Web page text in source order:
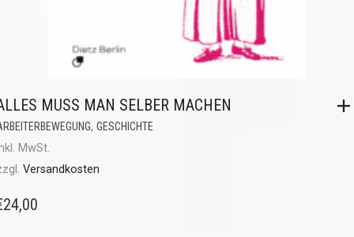
MUSS MAN SELBER MACHEN
, GESCHICHTE
MwSt.
Versandkosten
24,00